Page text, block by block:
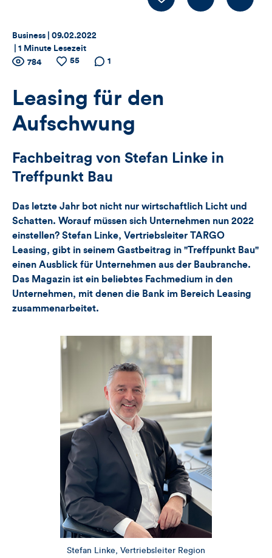
Thema:
Business | Datum:
09.02.2022
1 Minute Lesezeit
Zähler
für
Views,
und
dieses
Artikels
Anzahl
784
Anzahl
55
Anzahl der
1
Leasing für den
Aufschwung
Fachbeitrag von Stefan Linke in
Treffpunkt Bau
Das letzte Jahr bot nicht nur wirtschaftlich Licht und
Schatten. Worauf müssen sich Unternehmen nun 2022
einstellen? Stefan Linke, Vertriebsleiter TARGO
Leasing, gibt in seinem Gastbeitrag in "Treffpunkt Bau"
einen Ausblick für Unternehmen aus der Baubranche.
Das Magazin ist ein beliebtes Fachmedium in den
Unternehmen, mit denen die Bank im Bereich Leasing
zusammenarbeitet.
Stefan Linke, Vertriebsleiter Region